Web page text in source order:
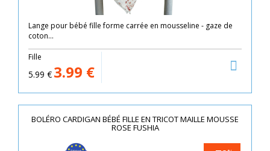
Lange pour bébé fille forme carrée en mousseline - gaze de
coton...
Fille
5.99 € 3.99 €
BOLÉRO CARDIGAN BÉBÉ FILLE EN TRICOT MAILLE MOUSSE
ROSE FUSHIA